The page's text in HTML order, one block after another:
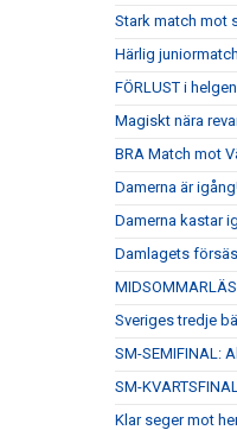
Stark match mot
Härlig
FÖRLUST i
Magiskt nära
BRA Match mot
Damerna är
Damerna kastar
Damlagets
Sveriges tredje
SM-SEMIFINAL:
SM-
Klar seger mot